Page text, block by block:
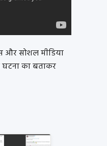
सोशल मीडिया
का बताकर